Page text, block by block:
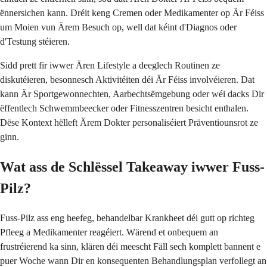
ënnersichen kann. Dréit keng Cremen oder Medikamenter op Är Féiss
um Moien vun Ärem Besuch op, well dat kéint d'Diagnos oder
d'Testung stéieren.
Sidd prett fir iwwer Ären Lifestyle a deeglech Routinen ze
diskutéieren, besonnesch Aktivitéiten déi Är Féiss involvéieren. Dat
kann Är Sportgewonnechten, Aarbechtsëmgebung oder wéi dacks Dir
ëffentlech Schwemmbeecker oder Fitnesszentren besicht enthalen.
Dëse Kontext hëlleft Ärem Dokter personaliséiert Präventiounsrot ze
ginn.
Wat ass de Schlëssel Takeaway iwwer Fuss-
Pilz?
Fuss-Pilz ass eng heefeg, behandelbar Krankheet déi gutt op richteg
Pfleeg a Medikamenter reagéiert. Wärend et onbequem an
frustréierend ka sinn, klären déi meescht Fäll sech komplett bannent e
puer Woche wann Dir en konsequenten Behandlungsplan verfollegt an